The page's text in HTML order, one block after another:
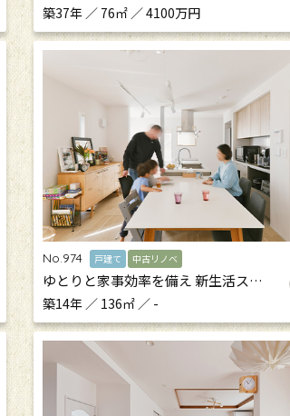
築37年 ／ 76㎡ ／ 4100万円
No.974 戸建て 中古リノベ
ゆとりと家事効率を備え 新生活ス…
築14年 ／ 136㎡ ／ -